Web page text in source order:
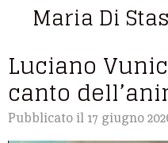
contenuto
principale
Maria Di
Luciano
canto
Pubblicato il 17 giugno